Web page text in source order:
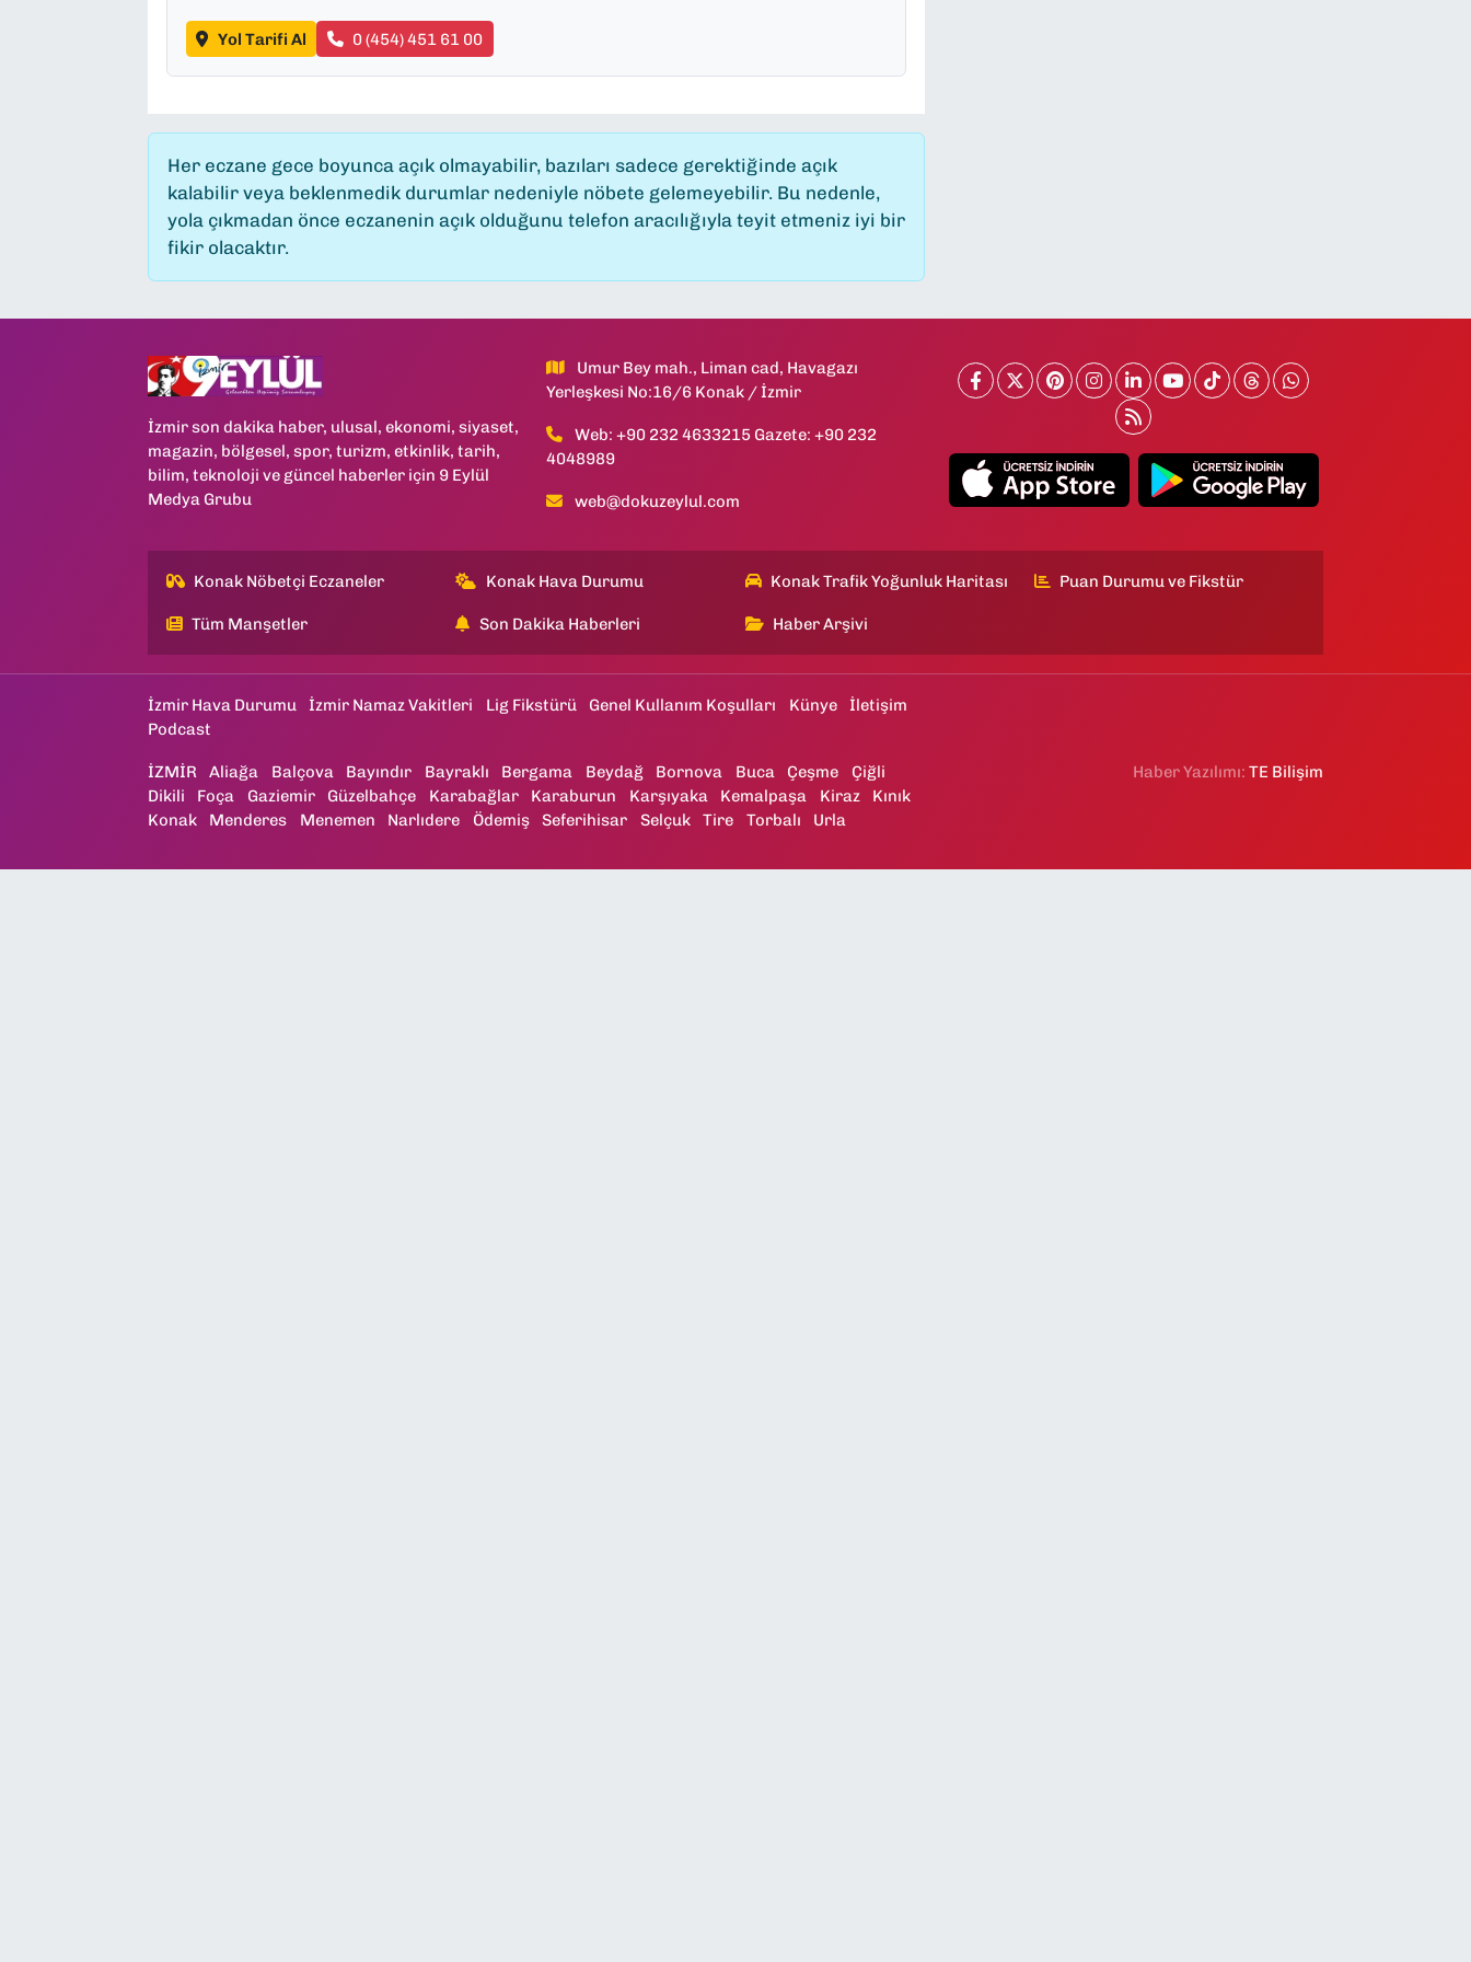
Yol Tarifi Al 0 (454) 451 61 00
Her eczane gece boyunca açık olmayabilir, bazıları sadece gerektiğinde açık
kalabilir veya beklenmedik durumlar nedeniyle nöbete gelemeyebilir. Bu nedenle,
yola çıkmadan önce eczanenin açık olduğunu telefon aracılığıyla teyit etmeniz iyi bir
fikir olacaktır.
İzmir son dakika haber, ulusal, ekonomi, siyaset,
magazin, bölgesel, spor, turizm, etkinlik, tarih,
bilim, teknoloji ve güncel haberler için 9 Eylül
Medya Grubu
Umur Bey mah., Liman cad, Havagazı
Yerleşkesi No:16/6 Konak / İzmir
Web: +90 232 4633215 Gazete: +90 232
4048989
web@dokuzeylul.com
Konak Nöbetçi Eczaneler Konak Hava Durumu Konak Trafik Yoğunluk Haritası Puan Durumu ve Fikstür
Tüm Manşetler Son Dakika Haberleri Haber Arşivi
İzmir Hava Durumu İzmir Namaz Vakitleri Lig Fikstürü Genel Kullanım Koşulları Künye
İletişim
Podcast
İZMİR Aliağa Balçova Bayındır Bayraklı Bergama Beydağ Bornova Buca Çeşme
Çiğli
Dikili
Foça Gaziemir Güzelbahçe Karabağlar Karaburun Karşıyaka Kemalpaşa Kiraz
Kınık
Konak
Menderes Menemen Narlıdere Ödemiş Seferihisar Selçuk Tire Torbalı Urla
Haber Yazılımı:TE Bilişim